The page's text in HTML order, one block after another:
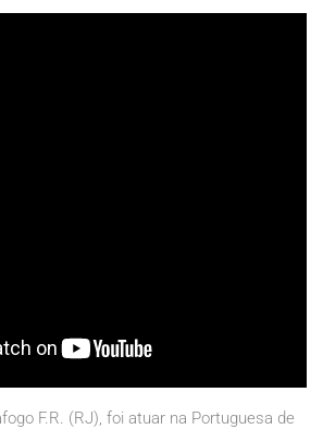
F.R. (RJ), foi atuar na Portuguesa de